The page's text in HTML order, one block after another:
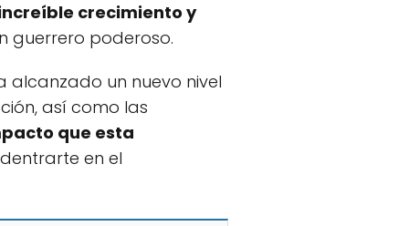
crecimiento y
guerrero poderoso.
un nuevo nivel
así como las
que esta
en el